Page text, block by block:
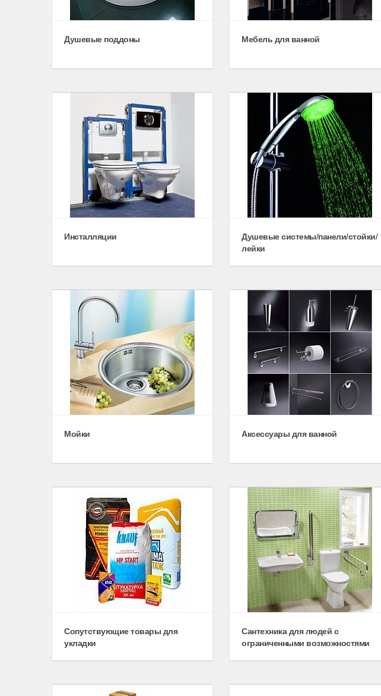
Душевые поддоны Мебель для ванной
Инсталляции
Душевые системы/панели/стойки/
лейки
Мойки Аксессуары для ванной
Сопутствующие товары для
укладки
Сантехника для людей с
ограниченными возможностями